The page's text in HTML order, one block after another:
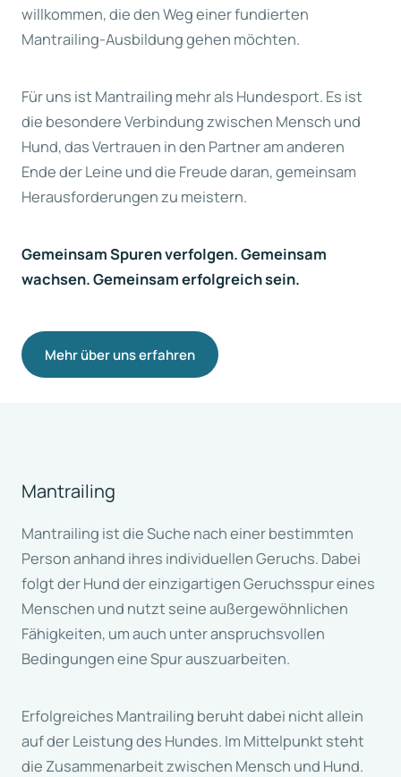
willkommen, die den Weg einer fundierten
Mantrailing-Ausbildung gehen möchten.
Für uns ist Mantrailing mehr als Hundesport. Es ist
die besondere Verbindung zwischen Mensch und
Hund, das Vertrauen in den Partner am anderen
Ende der Leine und die Freude daran, gemeinsam
Herausforderungen zu meistern.
Gemeinsam Spuren verfolgen. Gemeinsam
wachsen. Gemeinsam erfolgreich sein.
Mehr über uns erfahren
Mantrailing
Mantrailing ist die Suche nach einer bestimmten
Person anhand ihres individuellen Geruchs. Dabei
folgt der Hund der einzigartigen Geruchsspur eines
Menschen und nutzt seine außergewöhnlichen
Fähigkeiten, um auch unter anspruchsvollen
Bedingungen eine Spur auszuarbeiten.
Erfolgreiches Mantrailing beruht dabei nicht allein
auf der Leistung des Hundes. Im Mittelpunkt steht
die Zusammenarbeit zwischen Mensch und Hund.